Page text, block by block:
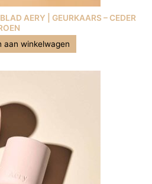
AERY | GEURKAARS – CEDER
aan winkelwagen